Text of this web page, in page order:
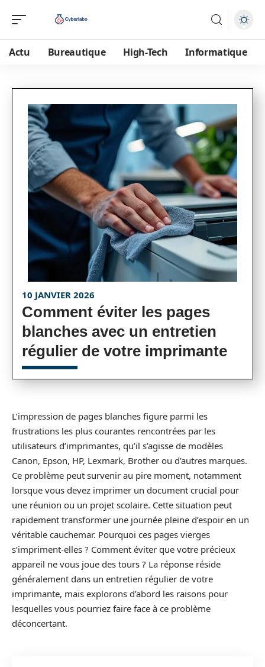
Actu Bureautique High-Tech Informatique
10 JANVIER 2026
Comment éviter les pages
blanches avec un entretien
régulier de votre imprimante
L’impression de pages blanches figure parmi les
frustrations les plus courantes rencontrées par les
utilisateurs d’imprimantes, qu’il s’agisse de modèles
Canon, Epson, HP, Lexmark, Brother ou d’autres marques.
Ce problème peut survenir au pire moment, notamment
lorsque vous devez imprimer un document crucial pour
une réunion ou un projet scolaire. Cette situation peut
rapidement transformer une journée pleine d’espoir en un
véritable cauchemar. Pourquoi ces pages vierges
s’impriment-elles ? Comment éviter que votre précieux
appareil ne vous joue des tours ? La réponse réside
généralement dans un entretien régulier de votre
imprimante, mais explorons d’abord les raisons pour
lesquelles vous pourriez faire face à ce problème
déconcertant.